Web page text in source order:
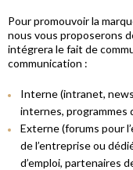
Pour promouvoir la
nous vous proposerons
intégrera le fait de
communication :
Interne (intranet,
internes, programmes
Externe (forums pour
de l’entreprise ou
d’emploi, partenaires